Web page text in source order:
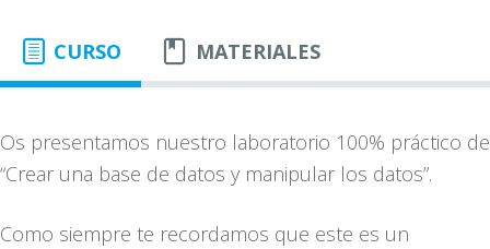
CURSO MATERIALES
Os presentamos nuestro laboratorio 100% práctico de
“Crear una base de datos y manipular los datos”.
Como siempre te recordamos que este es un